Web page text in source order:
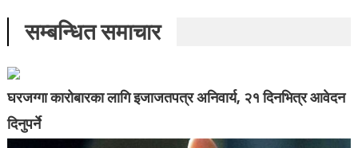
सम्बन्धित समाचार
घरजग्गा कारोबारका लागि इजाजतपत्र अनिवार्य, २१ दिनभित्र आवेदन
दिनुपर्ने